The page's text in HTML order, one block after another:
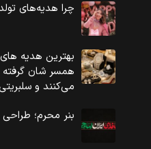
چرا هدیه‌های
بهترین هدیه
همسر شان گرفته
می‌کنند و
بنر محرم؛ طراحی